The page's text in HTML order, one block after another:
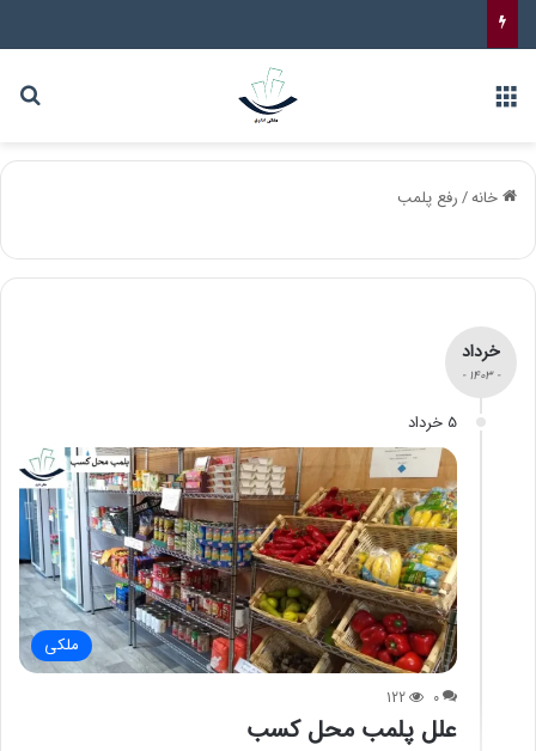
خانه/رفع پلمب
خرداد
- 1403 -
5 خرداد
ملکی
0
122
علل پلمب محل کسب